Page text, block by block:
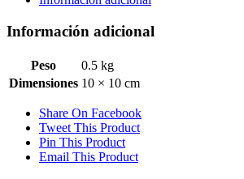
Información adicional
Peso
0.5 kg
Dimensiones 10 × 10 cm
Share On Facebook
Tweet This Product
Pin This Product
Email This Product